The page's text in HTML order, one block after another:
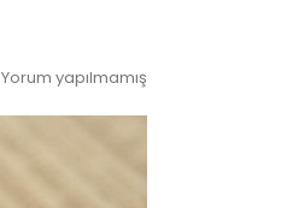
Yorum yapılmamış